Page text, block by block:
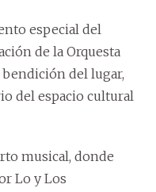
especial del
de la Orquesta
del lugar,
del espacio cultural
musical, donde
Lo y Los